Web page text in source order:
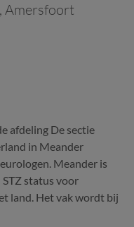
, Amersfoort
afdeling De sectie
in Meander
Meander is
status voor
land. Het vak wordt bij